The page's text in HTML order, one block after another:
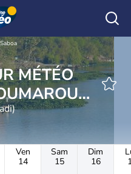
MÉTÉO
Ven
14
Sam
15
Dim
16